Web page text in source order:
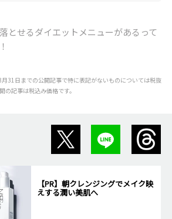
食その食べ方ではヤセません」
著書多数。
とせるダイエットメニューがあるって
31日までの公開記事で特に表記がないものについては税抜
記事は税込み価格です。
【PR】朝クレンジングでメイク映
えする潤い美肌へ